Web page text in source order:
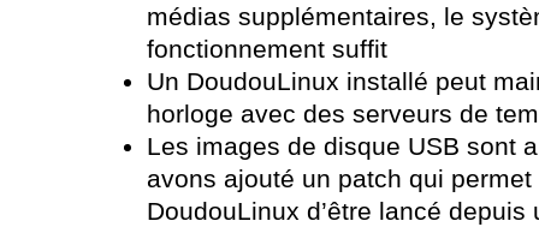
médias supplémentaires, le
fonctionnement suffit
Un DoudouLinux installé peut
horloge avec des serveurs de
Les images de disque USB sont
avons ajouté un patch qui
DoudouLinux d’être lancé depuis